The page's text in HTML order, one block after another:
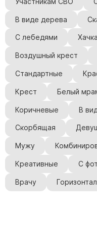
Скульптуры,
В виде дерева
С лебедями
Воздушный крест
Стандартные
Крест Белый
Коричневые В
Скорбящая
Мужу
Креативные С
Врачу